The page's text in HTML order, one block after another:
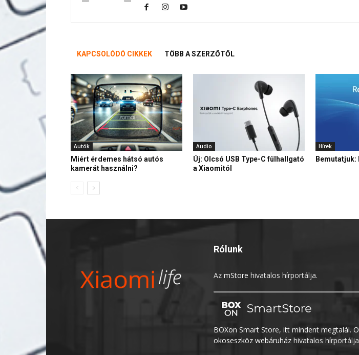
KAPCSOLÓDÓ CIKKEK TÖBB A SZERZŐTŐL
Autók
Miért érdemes hátsó autós
kamerát használni?
Audio
Új: Olcsó USB Type-C fülhallgató
a Xiaomitól
Hírek
Bemutatjuk:
Rólunk
Az mStore hivatalos hírportálja.
BOXon Smart Store, itt mindent megtalál.
okoseszköz webáruház hivatalos